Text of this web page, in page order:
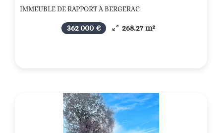
IMMEUBLE DE RAPPORT À BERGERAC
362 000 € 268.27 m²